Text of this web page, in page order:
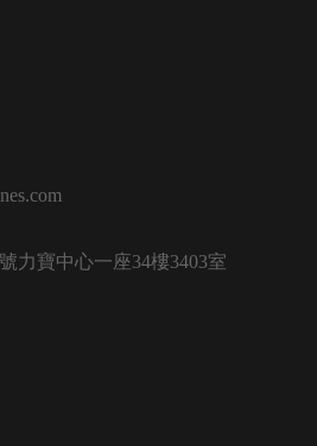
力寶中心一座34樓3403室